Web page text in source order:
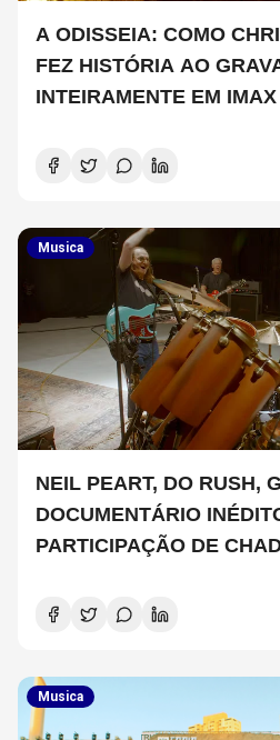
A ODISSEIA: COMO
FEZ HISTÓRIA AO
INTEIRAMENTE EM
Musica
NEIL PEART, DO RUSH,
DOCUMENTÁRIO
PARTICIPAÇÃO DE
Musica